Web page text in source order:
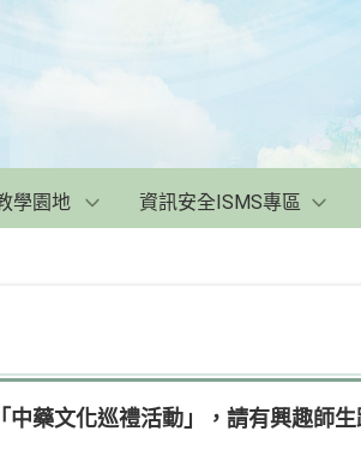
學園地 資訊安全ISMS專區
藥文化巡禮活動」，請有興趣師生